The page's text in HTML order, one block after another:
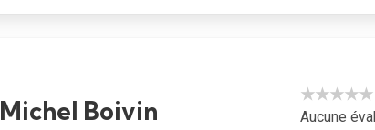
Michel Boivin
★★★★★
Aucune